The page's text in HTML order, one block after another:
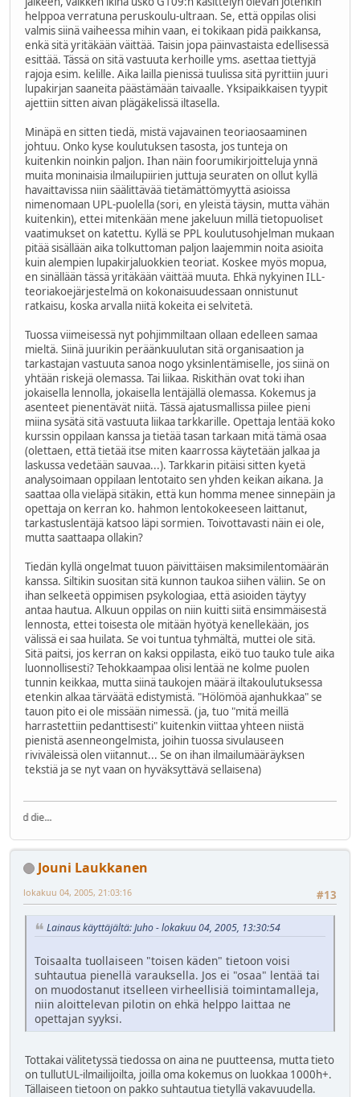
helppoa verratuna peruskoulu-ultraan. Se, että oppilas olisi
valmis siinä vaiheessa mihin vaan, ei tokikaan pidä paikkansa,
enkä sitä yritäkään väittää. Taisin jopa päinvastaista edellisessä
esittää. Tässä on sitä vastuuta kerhoille yms. asettaa tiettyjä
rajoja esim. kelille. Aika lailla pienissä tuulissa sitä pyrittiin juuri
lupakirjan saaneita päästämään taivaalle. Yksipaikkaisen tyypit
ajettiin sitten aivan plägäkelissä iltasella.
Minäpä en sitten tiedä, mistä vajavainen teoriaosaaminen
johtuu. Onko kyse koulutuksen tasosta, jos tunteja on
kuitenkin noinkin paljon. Ihan näin foorumikirjoitteluja ynnä
muita moninaisia ilmailupiirien juttuja seuraten on ollut kyllä
havaittavissa niin säälittävää tietämättömyyttä asioissa
nimenomaan UPL-puolella (sori, en yleistä täysin, mutta vähän
kuitenkin), ettei mitenkään mene jakeluun millä tietopuoliset
vaatimukset on katettu. Kyllä se PPL koulutusohjelman mukaan
pitää sisällään aika tolkuttoman paljon laajemmin noita asioita
kuin alempien lupakirjaluokkien teoriat. Koskee myös mopua,
en sinällään tässä yritäkään väittää muuta. Ehkä nykyinen ILL-
teoriakoejärjestelmä on kokonaisuudessaan onnistunut
ratkaisu, koska arvalla niitä kokeita ei selvitetä.
Tuossa viimeisessä nyt pohjimmiltaan ollaan edelleen samaa
mieltä. Siinä juurikin peräänkuulutan sitä organisaation ja
tarkastajan vastuuta sanoa nogo yksinlentämiselle, jos siinä on
yhtään riskejä olemassa. Tai liikaa. Riskithän ovat toki ihan
jokaisella lennolla, jokaisella lentäjällä olemassa. Kokemus ja
asenteet pienentävät niitä. Tässä ajatusmallissa piilee pieni
miina sysätä sitä vastuuta liikaa tarkkarille. Opettaja lentää koko
kurssin oppilaan kanssa ja tietää tasan tarkaan mitä tämä osaa
(olettaen, että tietää itse miten kaarrossa käytetään jalkaa ja
laskussa vedetään sauvaa...). Tarkkarin pitäisi sitten kyetä
analysoimaan oppilaan lentotaito sen yhden keikan aikana. Ja
saattaa olla vieläpä sitäkin, että kun homma menee sinnepäin ja
opettaja on kerran ko. hahmon lentokokeeseen laittanut,
tarkastuslentäjä katsoo läpi sormien. Toivottavasti näin ei ole,
mutta saattaapa ollakin?
Tiedän kyllä ongelmat tuuon päivittäisen maksimilentomäärän
kanssa. Siltikin suositan sitä kunnon taukoa siihen väliin. Se on
ihan selkeetä oppimisen psykologiaa, että asioiden täytyy
antaa hautua. Alkuun oppilas on niin kuitti siitä ensimmäisestä
lennosta, ettei toisesta ole mitään hyötyä kenellekään, jos
välissä ei saa huilata. Se voi tuntua tyhmältä, muttei ole sitä.
Sitä paitsi, jos kerran on kaksi oppilasta, eikö tuo tauko tule aika
luonnollisesti? Tehokkaampaa olisi lentää ne kolme puolen
tunnin keikkaa, mutta siinä taukojen määrä iltakoulutuksessa
etenkin alkaa tärväätä edistymistä. "Hölömöä ajanhukkaa" se
tauon pito ei ole missään nimessä. (ja, tuo "mitä meillä
harrastettiin pedanttisesti" kuitenkin viittaa yhteen niistä
pienistä asenneongelmista, joihin tuossa sivulauseen
riviväleissä olen viitannut... Se on ihan ilmailumääräyksen
tekstiä ja se nyt vaan on hyväksyttävä sellaisena)
Jouni Laukkanen
#13
lokakuu 04, 2005, 21:03:16
Lainaus käyttäjältä: Juho - lokakuu 04, 2005, 13:30:54
Toisaalta tuollaiseen "toisen käden" tietoon voisi
suhtautua pienellä varauksella. Jos ei "osaa" lentää tai
on muodostanut itselleen virheellisiä toimintamalleja,
niin aloittelevan pilotin on ehkä helppo laittaa ne
opettajan syyksi.
Tottakai välitetyssä tiedossa on aina ne puutteensa, mutta tieto
on tullutUL-ilmailijoilta, joilla oma kokemus on luokkaa 1000h+.
Tällaiseen tietoon on pakko suhtautua tietyllä vakavuudella.